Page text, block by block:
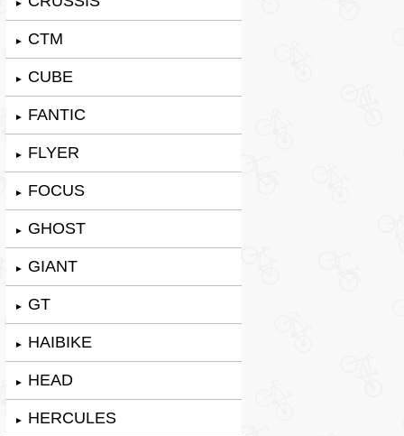
►
► CTM
► CUBE
► FANTIC
► FLYER
► FOCUS
► GHOST
► GIANT
► GT
► HAIBIKE
► HEAD
► HERCULES